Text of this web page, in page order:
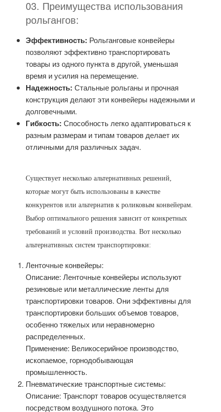
03. Преимущества использования
рольгангов:
Эффективность: Рольганговые конвейеры
позволяют эффективно транспортировать
товары из одного пункта в другой, уменьшая
время и усилия на перемещение.
Надежность: Стальные рольганы и прочная
конструкция делают эти конвейеры надежными и
долговечными.
Гибкость: Способность легко адаптироваться к
разным размерам и типам товаров делает их
отличными для различных задач.
Существует несколько альтернативных решений,
которые могут быть использованы в качестве
конкурентов или альтернатив к роликовым конвейерам.
Выбор оптимального решения зависит от конкретных
требований и условий производства. Вот несколько
альтернативных систем транспортировки:
Ленточные конвейеры:
Описание: Ленточные конвейеры используют
резиновые или металлические ленты для
транспортировки товаров. Они эффективны для
транспортировки больших объемов товаров,
особенно тяжелых или неравномерно
распределенных.
Применение: Великосерийное производство,
ископаемое, горнодобывающая
промышленность.
Пневматические транспортные системы:
Описание: Транспорт товаров осуществляется
посредством воздушного потока. Это